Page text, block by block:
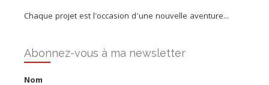
Chaque projet est l'occasion d'une nouvelle aventure...
Abonnez-vous à ma newsletter
Nom